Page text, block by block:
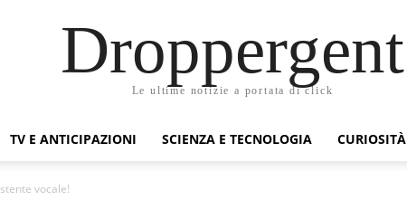
Droppergent
Le ultime notizie a portata di click
TV E ANTICIPAZIONI SCIENZA E TECNOLOGIA CURIOSITÀ
vocale!